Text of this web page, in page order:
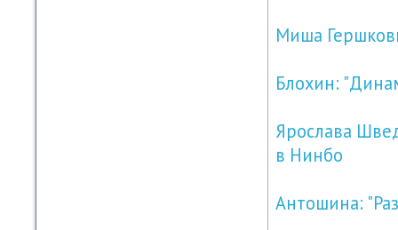
Миша
Блохин:
Ярослава
в Нинбо
Антошина: